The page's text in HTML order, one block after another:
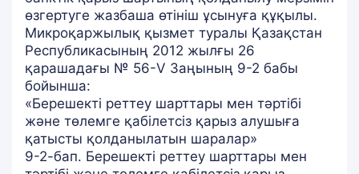
өзгертуге жазбаша өтініш ұсынуға құқылы.
Микроқаржылық қызмет туралы Қазақстан
Республикасының 2012 жылғы 26
қарашадағы № 56-V Заңының 9-2 бабы
бойынша:
«Берешекті реттеу шарттары мен тәртібі
және төлемге қабілетсіз қарыз алушыға
қатысты қолданылатын шаралар»
9-2-бап. Берешекті реттеу шарттары мен